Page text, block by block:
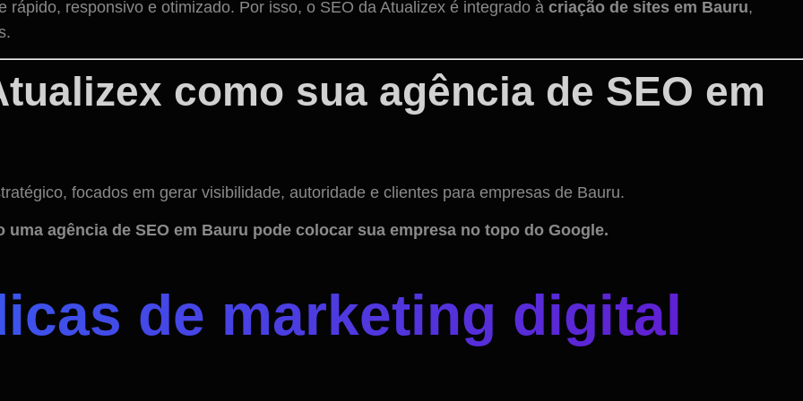
responsivo e otimizado. Por isso, o SEO da Atualizex é integrado à criação de sites em Bauru,
como sua agência de SEO em
focados em gerar visibilidade, autoridade e clientes para empresas de Bauru.
agência de SEO em Bauru pode colocar sua empresa no topo do Google.
de marketing digital